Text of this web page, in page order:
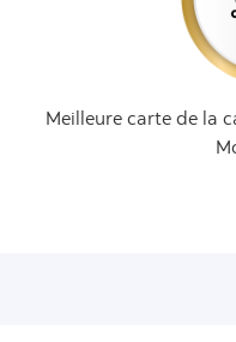
Meilleure carte de la